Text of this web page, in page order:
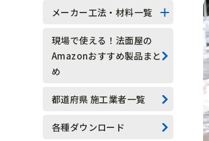
水抜きロックボルト
水抜きボーリング
現場吹付法枠工
モルタル吹付工
メーカー工法・材料一覧
法面系
測定器具系
アンカー系
その他
現場で使える！法面屋の
Amazonおすすめ製品まと
め
都道府県 施工業者一覧
各種ダウンロード